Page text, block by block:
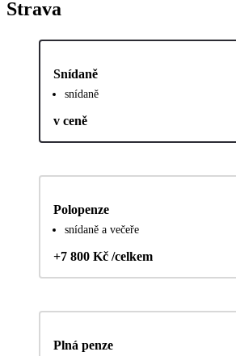
Strava
Snídaně
snídaně
v ceně
Polopenze
snídaně a večeře
+7 800 Kč /celkem
Plná penze